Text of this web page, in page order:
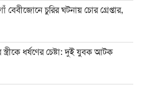
বেবীজোনে চুরির ঘটনায় চোর গ্রেপ্তার,
ধর্ষণের চেষ্টা: দুই যুবক আটক